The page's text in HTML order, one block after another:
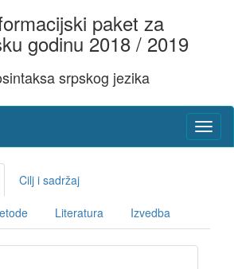
paket za
godinu 2018 / 2019
srpskog jezika
Cilj i sadržaj
Literatura Izvedba